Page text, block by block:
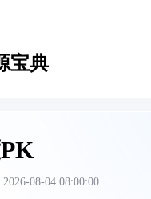
宝典
2026-08-04 08:00:00